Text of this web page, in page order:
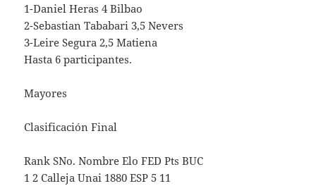
1-Daniel Heras 4 Bilbao
2-Sebastian Tababari 3,5 Nevers
3-Leire Segura 2,5 Matiena
Hasta 6 participantes.
Mayores
Clasificación Final
Rank SNo. Nombre Elo FED Pts BUC
1 2 Calleja Unai 1880 ESP 5 11